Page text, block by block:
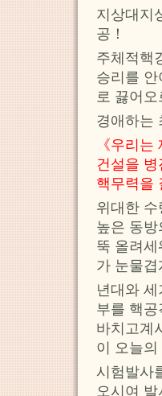
지상대지
공！
주체적핵
승리를
로 끓어
경애하는
《우리
건설을
핵무력을
위대한
높은 동
뚝 올려
가 눈물
년대와
부를 핵
바치고계
이 오늘
시험발사
오시여